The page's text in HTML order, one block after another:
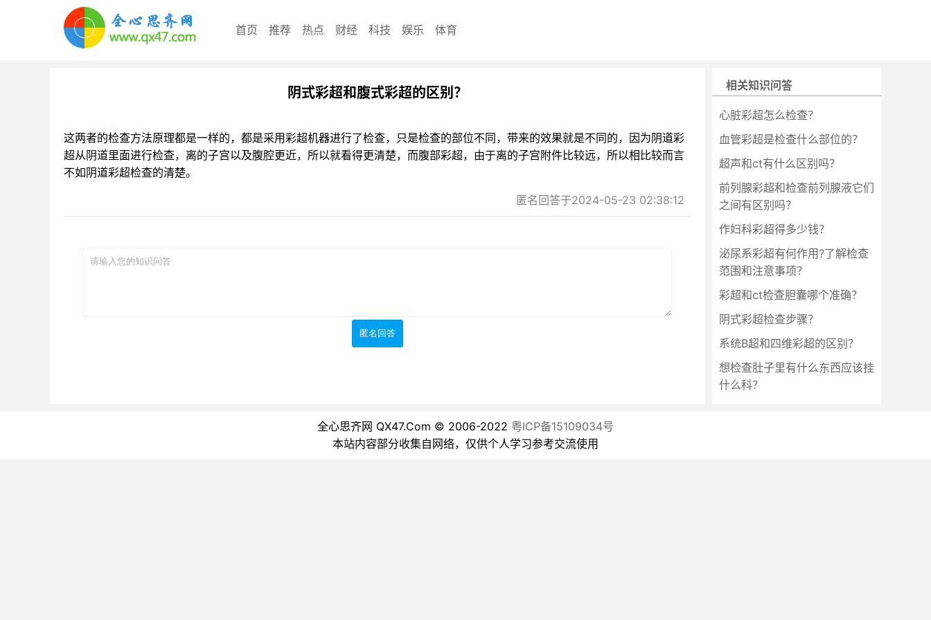
首页 推荐 热点 财经 科技 娱乐 体育
阴式彩超和腹式彩超的区别？
这两者的检查方法原理都是一样的，都是采用彩超机器进行了检查，只是检查的部位不同，带来的效果就是不同的，因为阴道彩
超从阴道里面进行检查，离的子宫以及腹腔更近，所以就看得更清楚，而腹部彩超，由于离的子宫附件比较远，所以相比较而言
不如阴道彩超检查的清楚。
匿名回答于2024-05-23 02:38:12
相关知识问答
心脏彩超怎么检查？
血管彩超是检查什么部位的？
超声和ct有什么区别吗？
前列腺彩超和检查前列腺液它们
之间有区别吗？
作妇科彩超得多少钱？
泌尿系彩超有何作用?了解检查
范围和注意事项？
彩超和ct检查胆囊哪个准确？
阴式彩超检查步骤？
系统B超和四维彩超的区别？
想检查肚子里有什么东西应该挂
什么科？
全心思齐网 QX47.Com © 2006-2022 粤ICP备15109034号
本站内容部分收集自网络，仅供个人学习参考交流使用